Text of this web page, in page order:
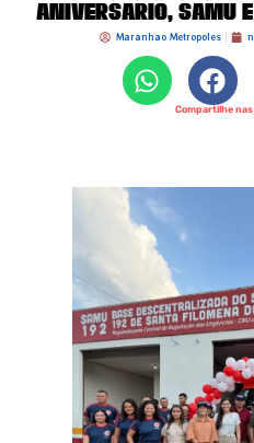
Aniversário, SAMU
Maranhao Metropoles
Compartilhe